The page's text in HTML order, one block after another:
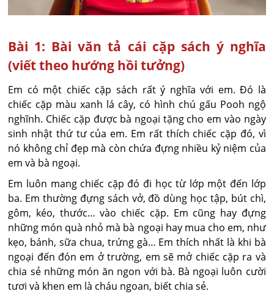
Bài 1: Bài văn tả cái cặp sách ý nghĩa
(viết theo hướng hồi tưởng)
Em có một chiếc cặp sách rất ý nghĩa với em. Đó là
chiếc cặp màu xanh lá cây, có hình chú gấu Pooh ngộ
nghĩnh. Chiếc cặp được bà ngoại tặng cho em vào ngày
sinh nhật thứ tư của em. Em rất thích chiếc cặp đó, vì
nó không chỉ đẹp mà còn chứa đựng nhiều kỷ niệm của
em và bà ngoại.
Em luôn mang chiếc cặp đó đi học từ lớp một đến lớp
ba. Em thường đựng sách vở, đồ dùng học tập, bút chì,
gôm, kéo, thước… vào chiếc cặp. Em cũng hay đựng
những món quà nhỏ mà bà ngoại hay mua cho em, như
kẹo, bánh, sữa chua, trứng gà… Em thích nhất là khi bà
ngoại đến đón em ở trường, em sẽ mở chiếc cặp ra và
chia sẻ những món ăn ngon với bà. Bà ngoại luôn cười
tươi và khen em là cháu ngoan, biết chia sẻ.